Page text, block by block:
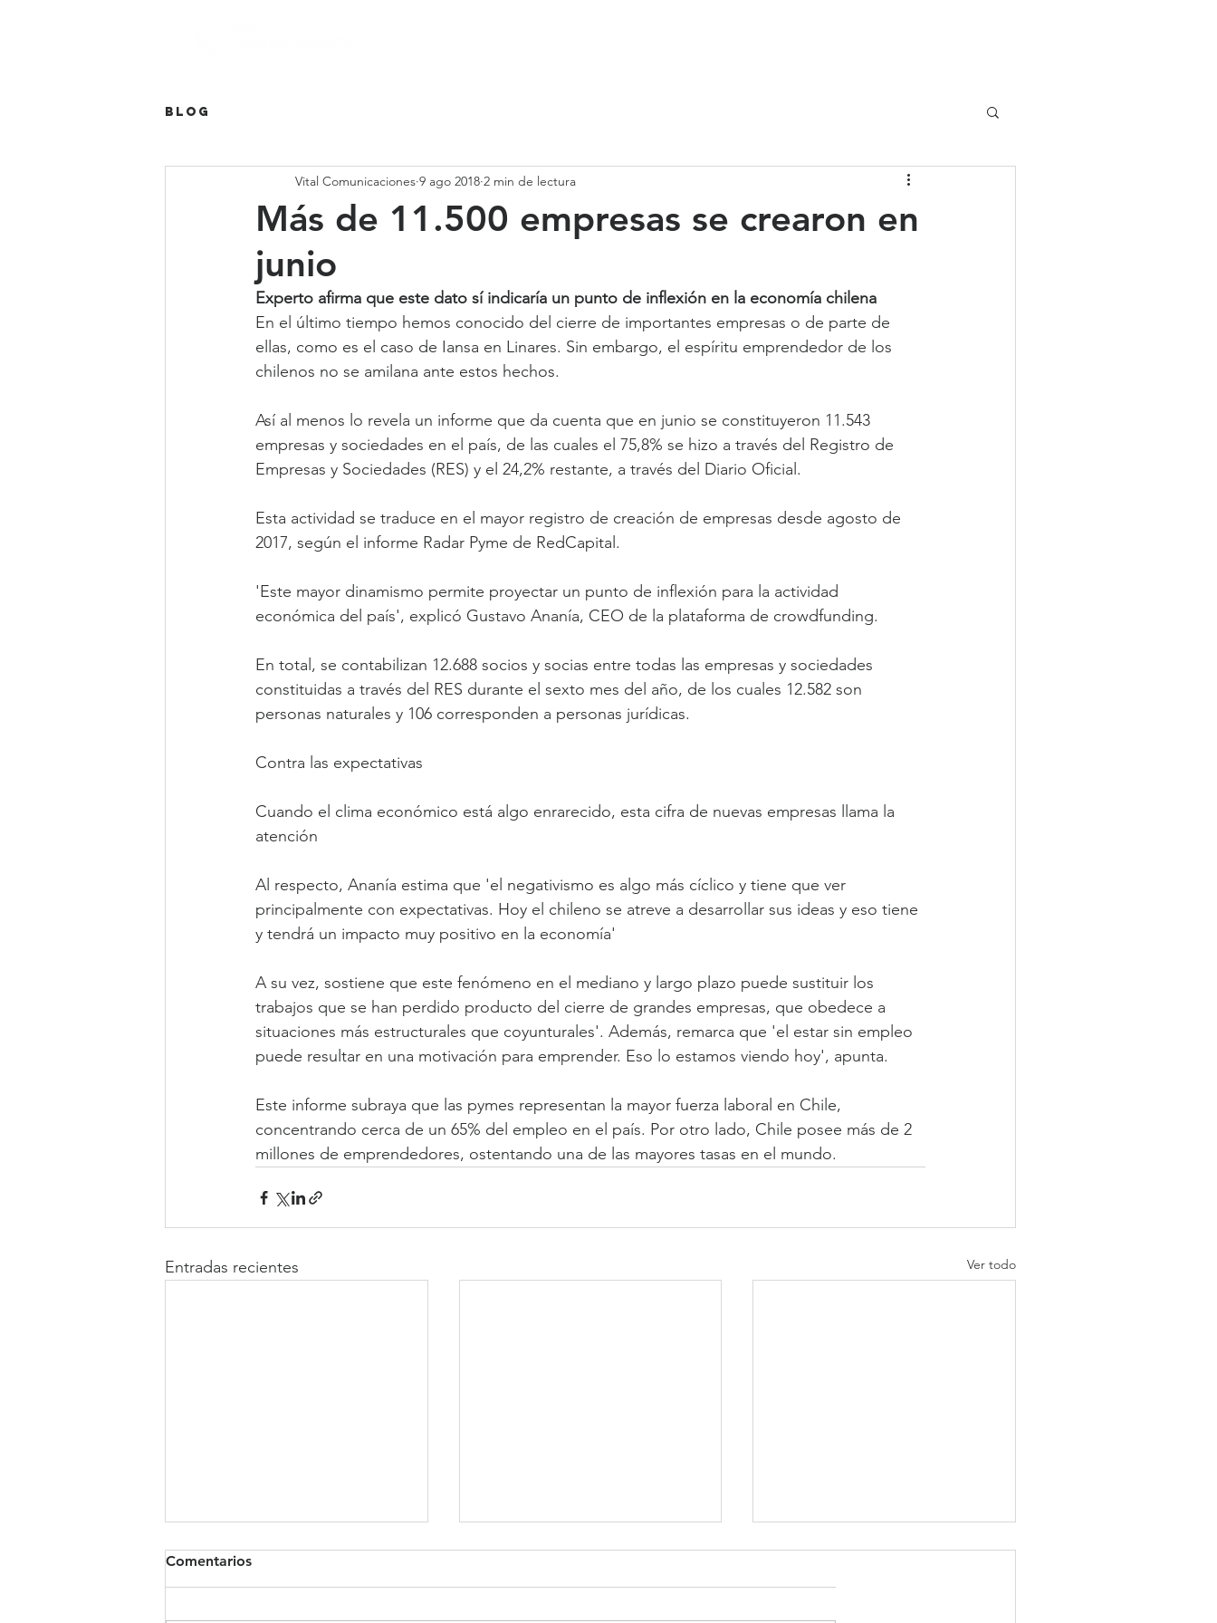
Blog
Más de 11.500 empresas se crearon en
junio
Vital Comunicaciones 9 ago 2018 2 min de lectura
Experto afirma que este dato sí indicaría un punto de inflexión en la economía chilena
En el último tiempo hemos conocido del cierre de importantes empresas o de parte de
ellas, como es el caso de Iansa en Linares. Sin embargo, el espíritu emprendedor de los
chilenos no se amilana ante estos hechos.
Así al menos lo revela un informe que da cuenta que en junio se constituyeron 11.543
empresas y sociedades en el país, de las cuales el 75,8% se hizo a través del Registro de
Empresas y Sociedades (RES) y el 24,2% restante, a través del Diario Oficial.
Esta actividad se traduce en el mayor registro de creación de empresas desde agosto de
2017, según el informe Radar Pyme de RedCapital.
'Este mayor dinamismo permite proyectar un punto de inflexión para la actividad
económica del país', explicó Gustavo Ananía, CEO de la plataforma de crowdfunding.
En total, se contabilizan 12.688 socios y socias entre todas las empresas y sociedades
constituidas a través del RES durante el sexto mes del año, de los cuales 12.582 son
personas naturales y 106 corresponden a personas jurídicas.
Contra las expectativas
Cuando el clima económico está algo enrarecido, esta cifra de nuevas empresas llama la
atención
Al respecto, Ananía estima que 'el negativismo es algo más cíclico y tiene que ver
principalmente con expectativas. Hoy el chileno se atreve a desarrollar sus ideas y eso tiene
y tendrá un impacto muy positivo en la economía'
A su vez, sostiene que este fenómeno en el mediano y largo plazo puede sustituir los
trabajos que se han perdido producto del cierre de grandes empresas, que obedece a
situaciones más estructurales que coyunturales'. Además, remarca que 'el estar sin empleo
puede resultar en una motivación para emprender. Eso lo estamos viendo hoy', apunta.
Este informe subraya que las pymes representan la mayor fuerza laboral en Chile,
concentrando cerca de un 65% del empleo en el país. Por otro lado, Chile posee más de 2
millones de emprendedores, ostentando una de las mayores tasas en el mundo.
Entradas recientes Ver todo
Comentarios